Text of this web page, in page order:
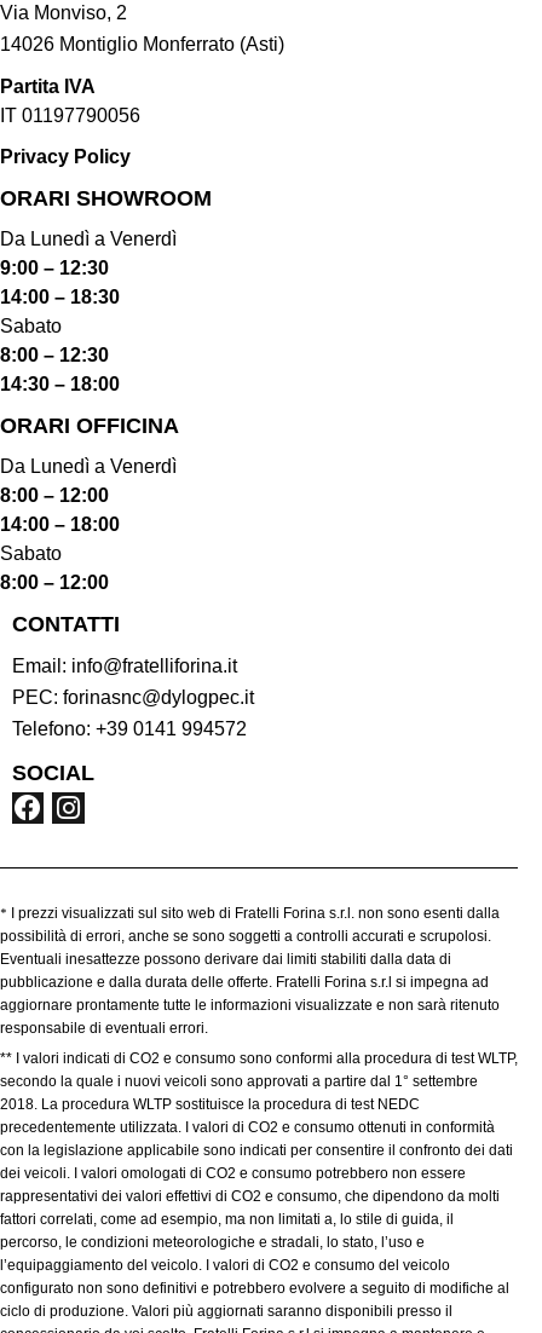
Via Monviso, 2
14026 Montiglio Monferrato (Asti)
Partita IVA
IT 01197790056
Privacy Policy
ORARI SHOWROOM​
Da Lunedì a Venerdì
9:00 – 12:30
14:00 – 18:30
Sabato
8:00 – 12:30
14:30 – 18:00
ORARI OFFICINA
Da Lunedì a Venerdì
8:00 – 12:00
14:00 – 18:00
Sabato
8:00 – 12:00
CONTATTI
Email: info@fratelliforina.it
PEC: forinasnc@dylogpec.it
Telefono: +39 0141 994572
SOCIAL
*
I prezzi visualizzati sul sito web di Fratelli Forina s.r.l. non sono esenti dalla
possibilità di errori, anche se sono soggetti a controlli accurati e scrupolosi.
Eventuali inesattezze possono derivare dai limiti stabiliti dalla data di
pubblicazione e dalla durata delle offerte. Fratelli Forina s.r.l si impegna ad
aggiornare prontamente tutte le informazioni visualizzate e non sarà ritenuto
responsabile di eventuali errori.
** I valori indicati di CO2 e consumo sono conformi alla procedura di test WLTP,
secondo la quale i nuovi veicoli sono approvati a partire dal 1° settembre
2018. La procedura WLTP sostituisce la procedura di test NEDC
precedentemente utilizzata. I valori di CO2 e consumo ottenuti in conformità
con la legislazione applicabile sono indicati per consentire il confronto dei dati
dei veicoli. I valori omologati di CO2 e consumo potrebbero non essere
rappresentativi dei valori effettivi di CO2 e consumo, che dipendono da molti
fattori correlati, come ad esempio, ma non limitati a, lo stile di guida, il
percorso, le condizioni meteorologiche e stradali, lo stato, l’uso e
l’equipaggiamento del veicolo. I valori di CO2 e consumo del veicolo
configurato non sono definitivi e potrebbero evolvere a seguito di modifiche al
ciclo di produzione. Valori più aggiornati saranno disponibili presso il